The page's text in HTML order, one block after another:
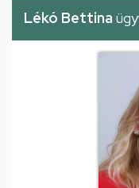
Lékó Bettina